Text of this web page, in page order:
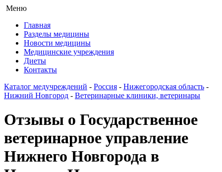
Меню
Главная
Разделы медицины
Новости медицины
Медицинские учреждения
Диеты
Контакты
Каталог медучреждений - Россия - Нижегородская область -
Нижний Новгород - Ветеринарные клиники, ветеринары
Отзывы о Государственное
ветеринарное управление
Нижнего Новгорода в